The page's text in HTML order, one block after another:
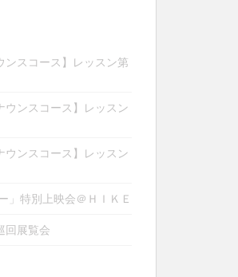
ンスコース】レッスン第
ウンスコース】レッスン
ウンスコース】レッスン
」特別上映会＠ＨＩＫＥ
回展覧会